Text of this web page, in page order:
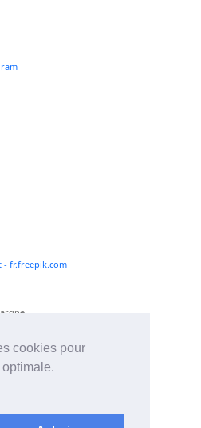
cookies pour
- fr.freepik.com
d'Epargne